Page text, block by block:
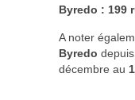
Byredo : 199
A noter
Byredo
décembre au